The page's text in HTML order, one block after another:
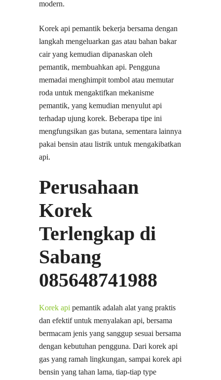
modern.
Korek api pemantik bekerja bersama dengan
langkah mengeluarkan gas atau bahan bakar
cair yang kemudian dipanaskan oleh
pemantik, membuahkan api. Pengguna
memadai menghimpit tombol atau memutar
roda untuk mengaktifkan mekanisme
pemantik, yang kemudian menyulut api
terhadap ujung korek. Beberapa tipe ini
mengfungsikan gas butana, sementara lainnya
pakai bensin atau listrik untuk mengakibatkan
api.
Perusahaan
Korek
Terlengkap di
Sabang
085648741988
Korek api pemantik adalah alat yang praktis
dan efektif untuk menyalakan api, bersama
bermacam jenis yang sanggup sesuai bersama
dengan kebutuhan pengguna. Dari korek api
gas yang ramah lingkungan, sampai korek api
bensin yang tahan lama, tiap-tiap type